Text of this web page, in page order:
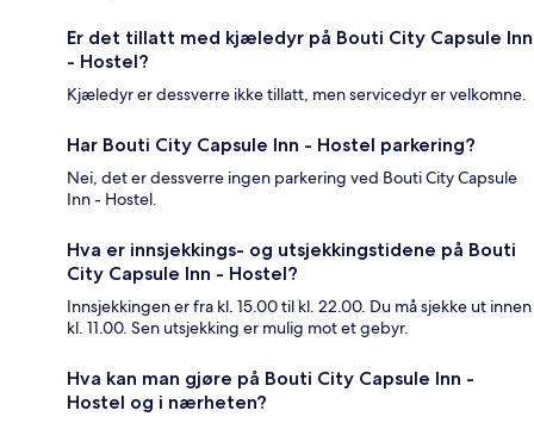
Er det tillatt med kjæledyr på Bouti City Capsule Inn
- Hostel?
Kjæledyr er dessverre ikke tillatt, men servicedyr er velkomne.
Har Bouti City Capsule Inn - Hostel parkering?
Nei, det er dessverre ingen parkering ved Bouti City Capsule
Inn - Hostel.
Hva er innsjekkings- og utsjekkingstidene på Bouti
City Capsule Inn - Hostel?
Innsjekkingen er fra kl. 15.00 til kl. 22.00. Du må sjekke ut innen
kl. 11.00. Sen utsjekking er mulig mot et gebyr.
Hva kan man gjøre på Bouti City Capsule Inn -
Hostel og i nærheten?